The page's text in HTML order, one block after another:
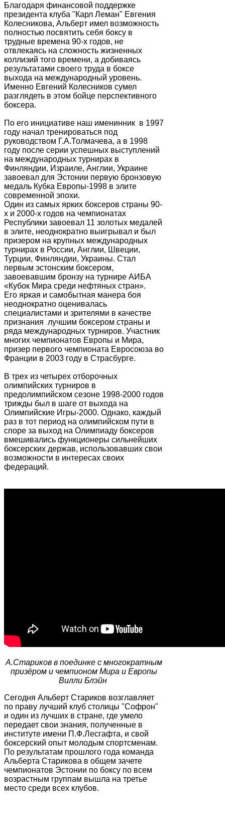
Благодаря финансовой поддержке
президента клуба "Карл Леман" Евгения
Колесникова, Альберт имел возможность
полностью посвятить себя боксу в
трудные времена 90-х годов, не
отвлекаясь на сложность жизненных
коллизий того времени, а добиваясь
результатами своего труда в боксе
выхода на международный уровень.
Именно Евгений Колесников сумел
разглядеть в этом бойце перспективного
боксера.
По его инициативе наш именинник в 1997
году начал тренироваться под
руководством Г.А.Толмачева, а в 1998
году после серии успешных выступлений
на международных турнирах в
Финляндии, Израиле, Англии, Украине
завоевал для Эстонии первую бронзовую
медаль Кубка Европы-1998 в элите
современной эпохи.
Один из самых ярких боксеров страны 90-
х и 2000-х годов на чемпионатах
Республики завоевал 11 золотых медалей
в элите, неоднократно выигрывал и был
призером на крупных международных
турнирах в России, Англии, Швеции,
Турции, Финляндии, Украины. Стал
первым эстонским боксером,
завоевавшим бронзу на турнире АИБА
«Кубок Мира среди нефтяных стран».
Его яркая и самобытная манера боя
неоднократно оценивалась
специалистами и зрителями в качестве
признания лучшим боксером страны и
ряда международных турниров. Участник
многих чемпионатов Европы и Мира,
призер первого чемпионата Евросоюза во
Франции в 2003 году в Страсбурге.
В трех из четырех отборочных
олимпийских турниров в
предолимпийском сезоне 1998-2000 годов
трижды был в шаге от выхода на
Олимпийские Игры-2000. Однако, каждый
раз в тот период на олимпийском пути в
споре за выход на Олимпиаду боксеров
вмешивались функционеры сильнейших
боксерских держав, использовавших свои
возможности в интересах своих
федераций.
А.Стариков в поединке с многократным
призёром и чемпионом Мира и Европы
Вилли Блэйн
Сегодня Альберт Стариков возглавляет
по праву лучший клуб столицы "Софрон"
и один из лучших в стране, где умело
передает свои знания, полученные в
институте имени П.Ф.Лесгафта, и свой
боксерский опыт молодым спортсменам.
По результатам прошлого года команда
Альберта Старикова в общем зачете
чемпионатов Эстонии по боксу по всем
возрастным группам вышла на третье
место среди всех клубов.